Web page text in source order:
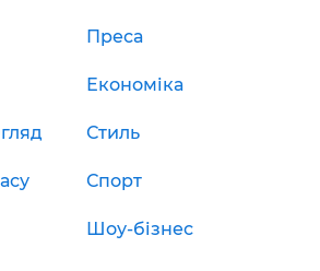
Преса
Економіка
Стиль
Спорт
Шоу-бізнес